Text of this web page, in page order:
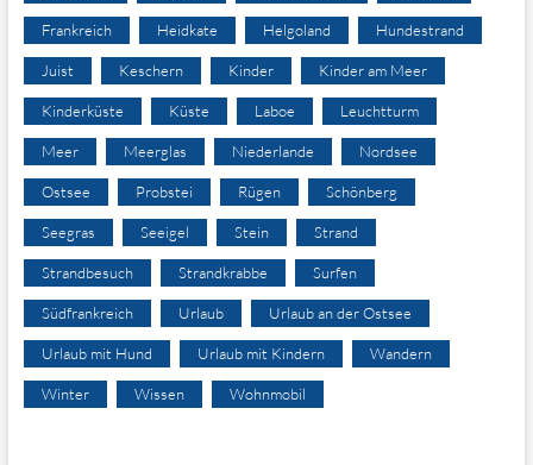
Frankreich Heidkate Helgoland Hundestrand
Juist Keschern Kinder Kinder am Meer
Kinderküste Küste Laboe Leuchtturm
Meer Meerglas Niederlande Nordsee
Ostsee Probstei Rügen Schönberg
Seegras Seeigel Stein Strand
Strandbesuch Strandkrabbe Surfen
Südfrankreich Urlaub Urlaub an der Ostsee
Urlaub mit Hund Urlaub mit Kindern Wandern
Winter Wissen Wohnmobil